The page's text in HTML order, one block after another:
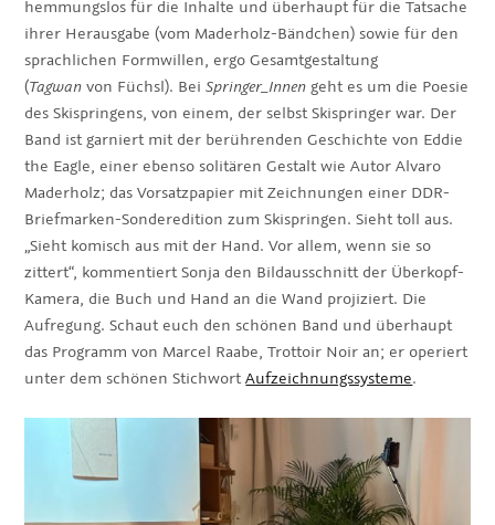
hemmungslos für die Inhalte und überhaupt für die Tatsache
ihrer Herausgabe (vom Maderholz-Bändchen) sowie für den
sprachlichen Formwillen, ergo Gesamtgestaltung
(Tagwan von Füchsl). BeiSpringer_Innen geht es um die Poesie
des Skispringens, von einem, der selbst Skispringer war. Der
Band ist garniert mit der berührenden Geschichte von Eddie
the Eagle, einer ebenso solitären Gestalt wie Autor Alvaro
Maderholz; das Vorsatzpapier mit Zeichnungen einer DDR-
Briefmarken-Sonderedition zum Skispringen. Sieht toll aus.
„Sieht komisch aus mit der Hand. Vor allem, wenn sie so
zittert“, kommentiert Sonja den Bildausschnitt der Überkopf-
Kamera, die Buch und Hand an die Wand projiziert. Die
Aufregung. Schaut euch den schönen Band und überhaupt
das Programm von Marcel Raabe, Trottoir Noir an; er operiert
unter dem schönen StichwortAufzeichnungssysteme.